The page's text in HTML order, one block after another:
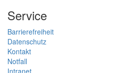
Service
Barrierefreiheit
Datenschutz
Kontakt
Notfall